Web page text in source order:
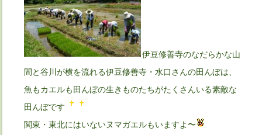
伊豆修善寺のなだらかな山
間と谷川が横を流れる伊豆修善寺・水口さんの田んぼは、
魚もカエルも田んぼの生きものたちがたくさんいる素敵な
田んぼです
関東・東北にはいないヌマガエルもいますよ〜